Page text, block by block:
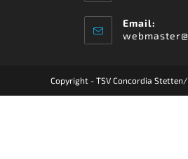
Email:
Copyright - TSV Concordia Stetten/